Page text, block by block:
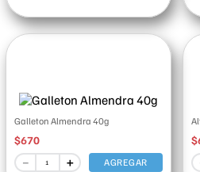
Galleton Almendra 40g
$670
＋
－ AGREGAR
$